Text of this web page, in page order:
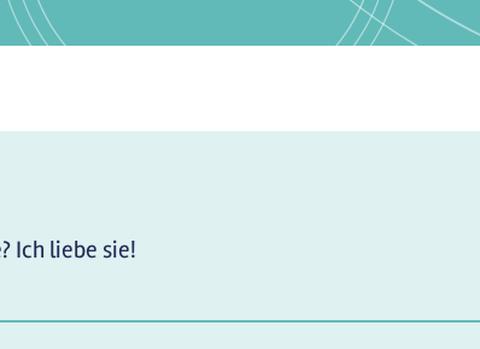
Ich liebe sie!